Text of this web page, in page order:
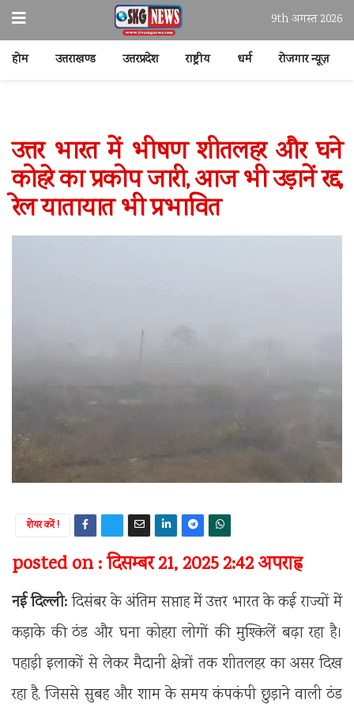
9th अगस्त 2026
होम उत्तराखण्ड उत्तरप्रदेश राष्ट्रीय धर्म रोजगार न्यूज़
उत्तर भारत में भीषण शीतलहर और घने
कोहरे का प्रकोप जारी, आज भी उड़ानें रद्द,
रेल यातायात भी प्रभावित
शेयर करें !
posted on : दिसम्बर 21, 2025 2:42 अपराह्न
नई दिल्ली:दिसंबर के अंतिम सप्ताह में उत्तर भारत के कई राज्यों में
कड़ाके की ठंड और घना कोहरा लोगों की मुश्किलें बढ़ा रहा है।
पहाड़ी इलाकों से लेकर मैदानी क्षेत्रों तक शीतलहर का असर दिख
रहा है, जिससे सुबह और शाम के समय कंपकंपी छुड़ाने वाली ठंड